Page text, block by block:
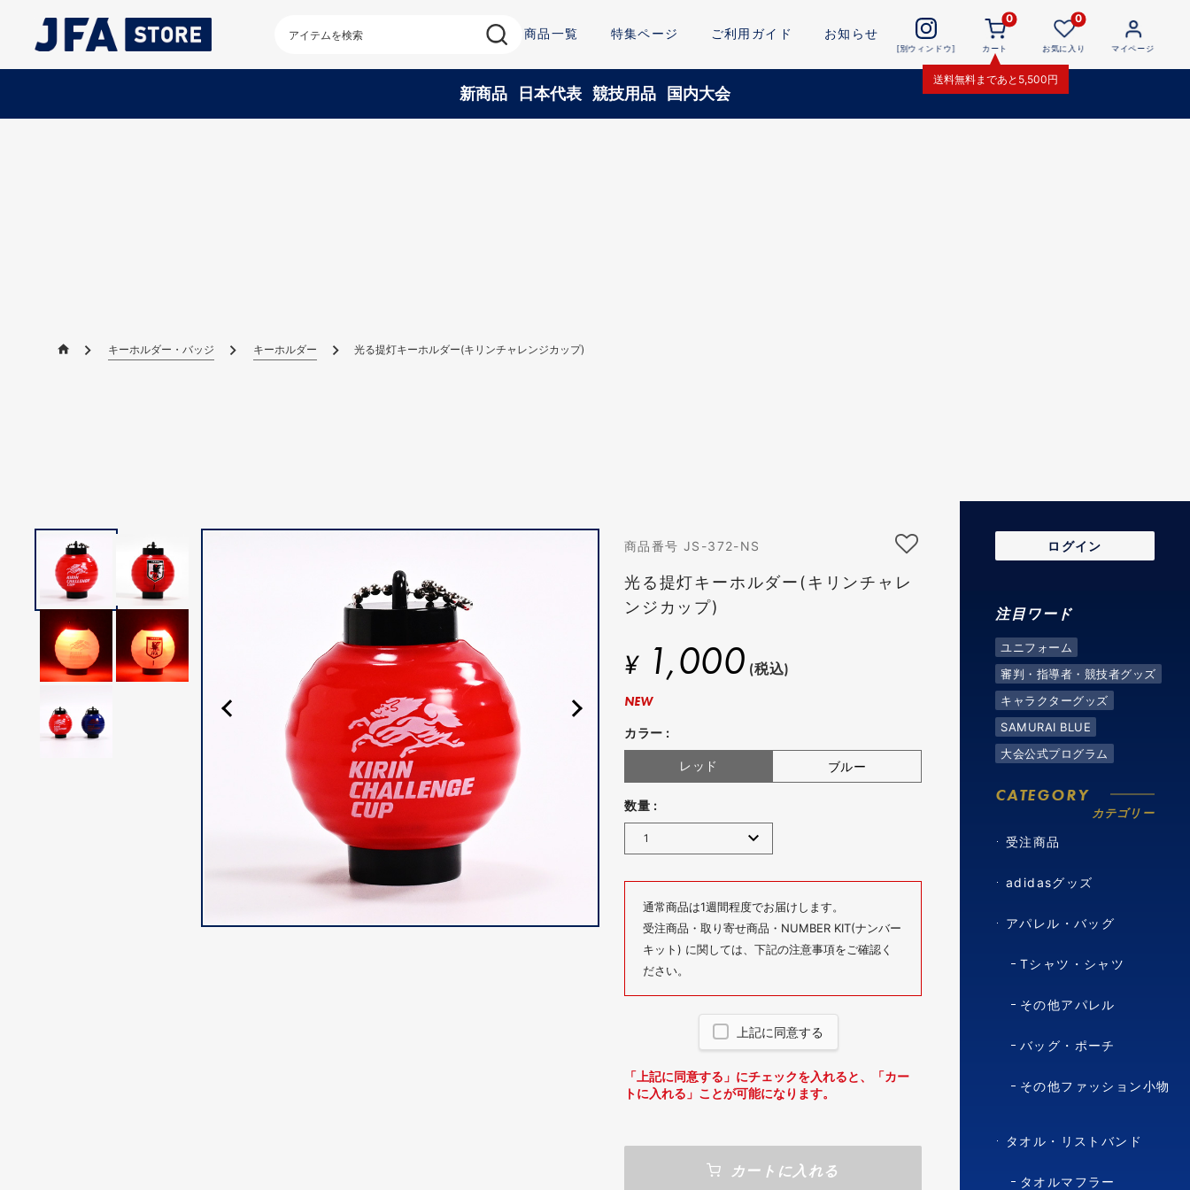
商品一覧 特集ページ ご利用ガイド お知らせ
[別ウィンドウ]
0
カート
送料無料まであと 5,500円
0
お気に入り マイページ
新商品 日本代表 競技用品 国内大会
キーホルダー・バッジ キーホルダー 光る提灯キーホルダー(キリンチャレンジカップ)
商品番号 JS-372-NS
光る提灯キーホルダー(キリンチャレ
ンジカップ)
¥ 1,000 (税込)
NEW
カラー :
レッド ブルー
数量 :
通常商品は1週間程度でお届けします。
受注商品・取り寄せ商品・NUMBER KIT(ナンバー
キット) に関しては、下記の注意事項をご確認く
ださい。
上記に同意する
「上記に同意する」にチェックを入れると、「カー
トに入れる」ことが可能になります。
カートに入れる
ログイン
注目ワード
ユニフォーム
審判・指導者・競技者グッズ
キャラクターグッズ
SAMURAI BLUE
大会公式プログラム
CATEGORY
カテゴリー
受注商品
adidasグッズ
アパレル・バッグ
Tシャツ・シャツ
その他アパレル
バッグ・ポーチ
その他ファッション小物
タオル・リストバンド
タオルマフラー